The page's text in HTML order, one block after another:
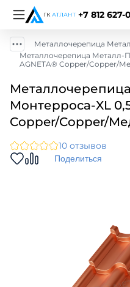
+7 812 627-
Металлочерепица
Металлочерепица Металл-
AGNETA® Copper/Copper/
Монтерроса-XL
Copper/Copper/
10 отзывов
Поделиться